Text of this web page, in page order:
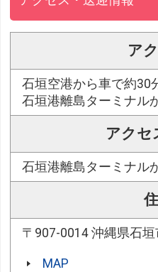
ア
石垣空港から車で約30
石垣港離島ターミナル
アクセ
石垣港離島ターミナル
〒907-0014 沖縄県石垣
MAP